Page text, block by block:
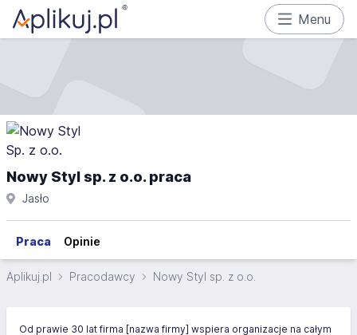
Menu
Nowy Styl sp. z o.o. praca
Jasło
Praca Opinie
Aplikuj.pl Pracodawcy Nowy Styl sp. z o.o.
Od prawie 30 lat firma [nazwa firmy] wspiera organizacje na całym